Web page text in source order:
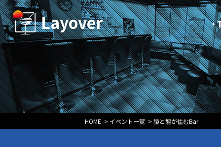
Layover
HOME > イベント一覧 > 猿と龍が住むBar